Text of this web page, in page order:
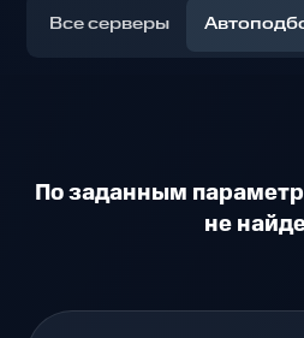
Все серверы
По заданным
не